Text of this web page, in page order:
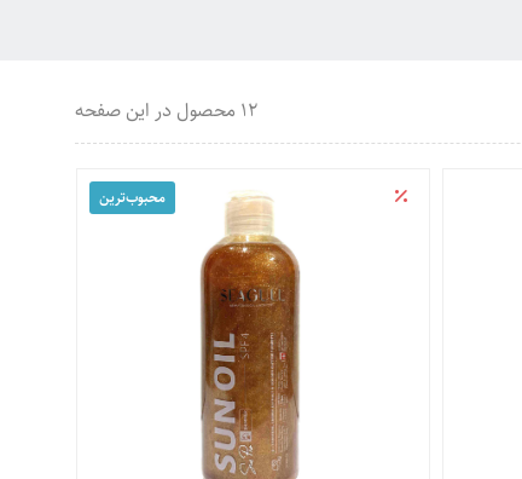
12 محصول در این صفحه
محبوب‌‌ترین